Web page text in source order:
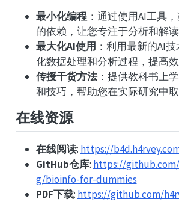
最小化编程：通过使用AI工具
的依赖，让您专注于分析和解读
最大化AI使用 ：利用最新的AI
化数据处理和分析过程，提高效
传授干货方法：提供教科书上
和技巧，帮助您在实际研究中取
在线资源
在线阅读: https://
GitHub仓库: https://
g/bioinfo-for-dummies
PDF下载: https://github.com/